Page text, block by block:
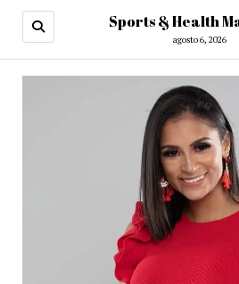
Sports & Health
agosto 6, 2026